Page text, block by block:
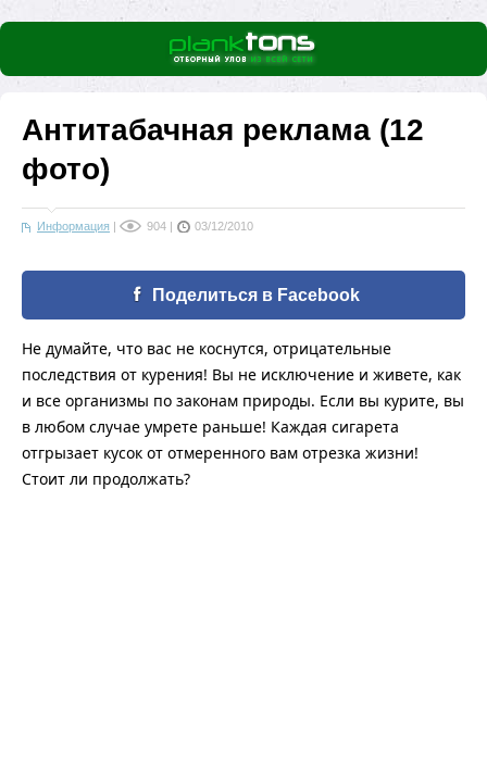
Антитабачная реклама (12
фото)
Информация | 904 | 03/12/2010
Поделиться в Facebook
Не думайте, что вас не коснутся, отрицательные
последствия от курения! Вы не исключение и живете, как
и все организмы по законам природы. Если вы курите, вы
в любом случае умрете раньше! Каждая сигарета
отгрызает кусок от отмеренного вам отрезка жизни!
Стоит ли продолжать?